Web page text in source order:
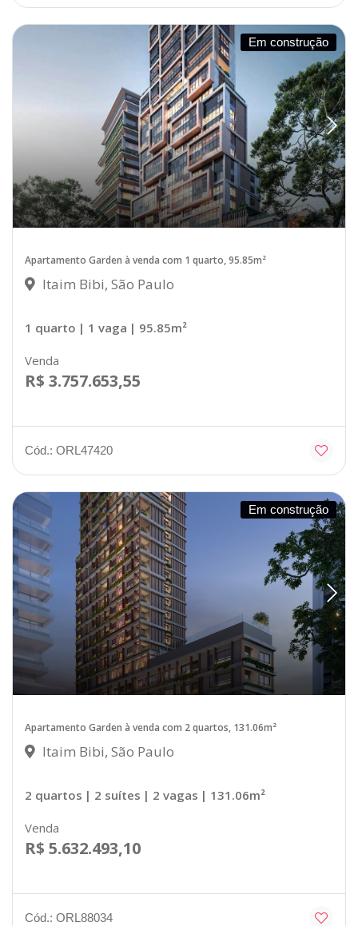
Em construção
Apartamento Garden à venda com 1 quarto, 95.85m²
Itaim Bibi, São Paulo
1 quarto | 1 vaga | 95.85m²
Venda
R$ 3.757.653,55
Cód.: ORL47420
Em construção
Apartamento Garden à venda com 2 quartos, 131.06m²
Itaim Bibi, São Paulo
2 quartos | 2 suítes | 2 vagas | 131.06m²
Venda
R$ 5.632.493,10
Cód.: ORL88034